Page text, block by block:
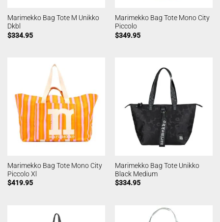
Marimekko Bag Tote M Unikko
Dkbl
$334.95
Marimekko Bag Tote Mono City
Piccolo
$349.95
Marimekko Bag Tote Mono City
Piccolo Xl
$419.95
Marimekko Bag Tote Unikko
Black Medium
$334.95